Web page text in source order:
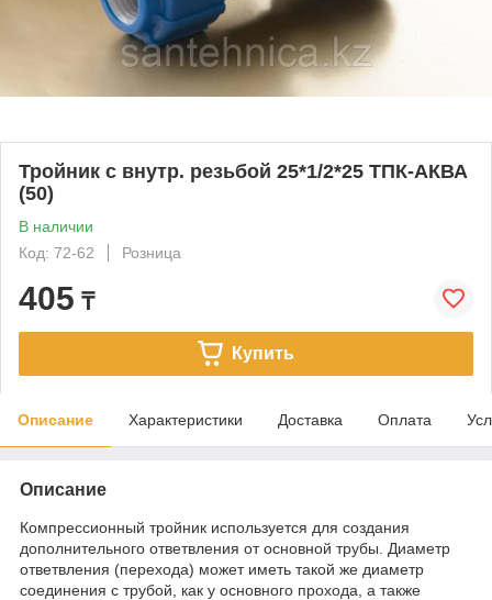
Тройник с внутр. резьбой 25*1/2*25 ТПК-АКВА
(50)
В наличии
Код: 72-62
Розница
405 ₸
Купить
Описание Характеристики Доставка Оплата
Описание
Компрессионный тройник используется для создания
дополнительного ответвления от основной трубы. Диаметр
ответвления (перехода) может иметь такой же диаметр
соединения с трубой, как у основного прохода, а также